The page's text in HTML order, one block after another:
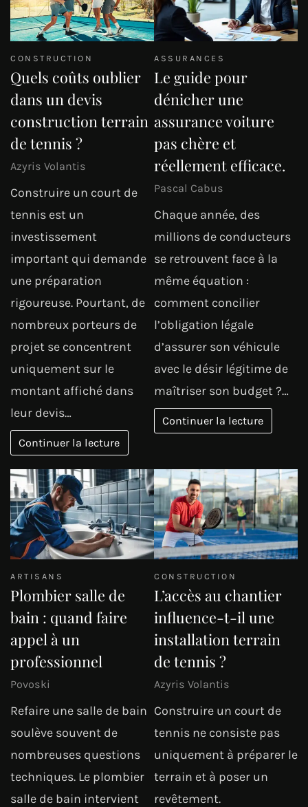
CONSTRUCTION
Quels coûts oublier
dans un devis
construction terrain
de tennis ?
Azyris Volantis
Construire un court de
tennis est un
investissement
important qui demande
une préparation
rigoureuse. Pourtant, de
nombreux porteurs de
projet se concentrent
uniquement sur le
montant affiché dans
leur devis…
Continuer la lecture
ASSURANCES
Le guide pour
dénicher une
assurance voiture
pas chère et
réellement efficace.
Pascal Cabus
Chaque année, des
millions de conducteurs
se retrouvent face à la
même équation :
comment concilier
l’obligation légale
d’assurer son véhicule
avec le désir légitime de
maîtriser son budget ?…
Continuer la lecture
ARTISANS
Plombier salle de
bain : quand faire
appel à un
professionnel
Povoski
Refaire une salle de bain
soulève souvent de
nombreuses questions
techniques. Le plombier
salle de bain intervient
CONSTRUCTION
L’accès au chantier
influence-t-il une
installation terrain
de tennis ?
Azyris Volantis
Construire un court de
tennis ne consiste pas
uniquement à préparer le
terrain et à poser un
revêtement.